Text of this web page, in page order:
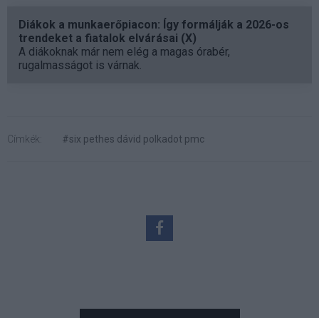
Diákok a munkaerőpiacon: Így formálják a 2026-os
trendeket a fiatalok elvárásai (X)
A diákoknak már nem elég a magas órabér,
rugalmasságot is várnak.
Címkék: #six pethes dávid polkadot pmc